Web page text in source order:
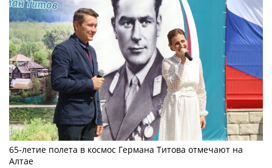
65-летие полета в космос Германа Титова отмечают на
Алтае